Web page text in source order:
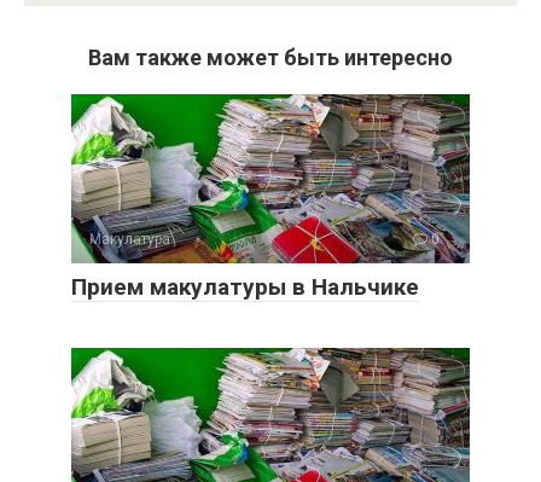
Вам также может быть интересно
Макулатура 0
Прием макулатуры в Нальчике